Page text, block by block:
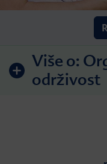
Više o:
održivost